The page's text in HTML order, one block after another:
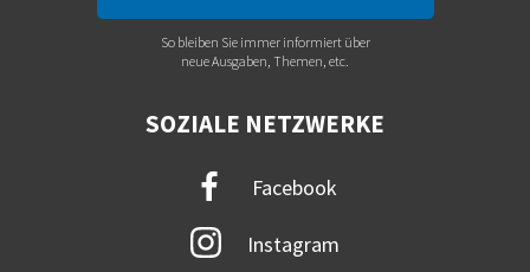
So bleiben Sie immer informiert über
neue Ausgaben, Themen, etc.
SOZIALE NETZWERKE
Facebook
Instagram